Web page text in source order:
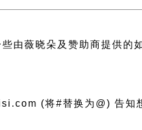
由薇晓朵及赞助商提供的
(将#替换为@) 告